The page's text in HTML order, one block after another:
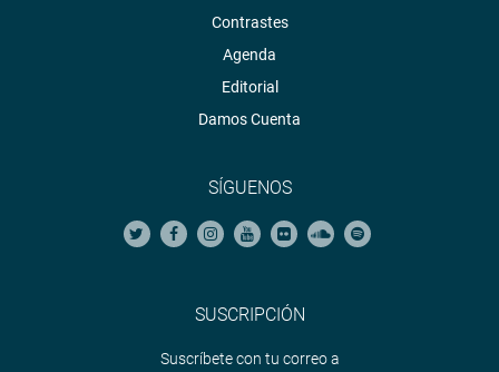
Contrastes
Agenda
Editorial
Damos Cuenta
SÍGUENOS
SUSCRIPCIÓN
Suscríbete con tu correo a